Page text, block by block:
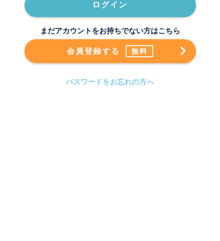
ログイン
まだアカウントをお持ちでない方はこちら
会員登録する 無料
パスワードをお忘れの方へ